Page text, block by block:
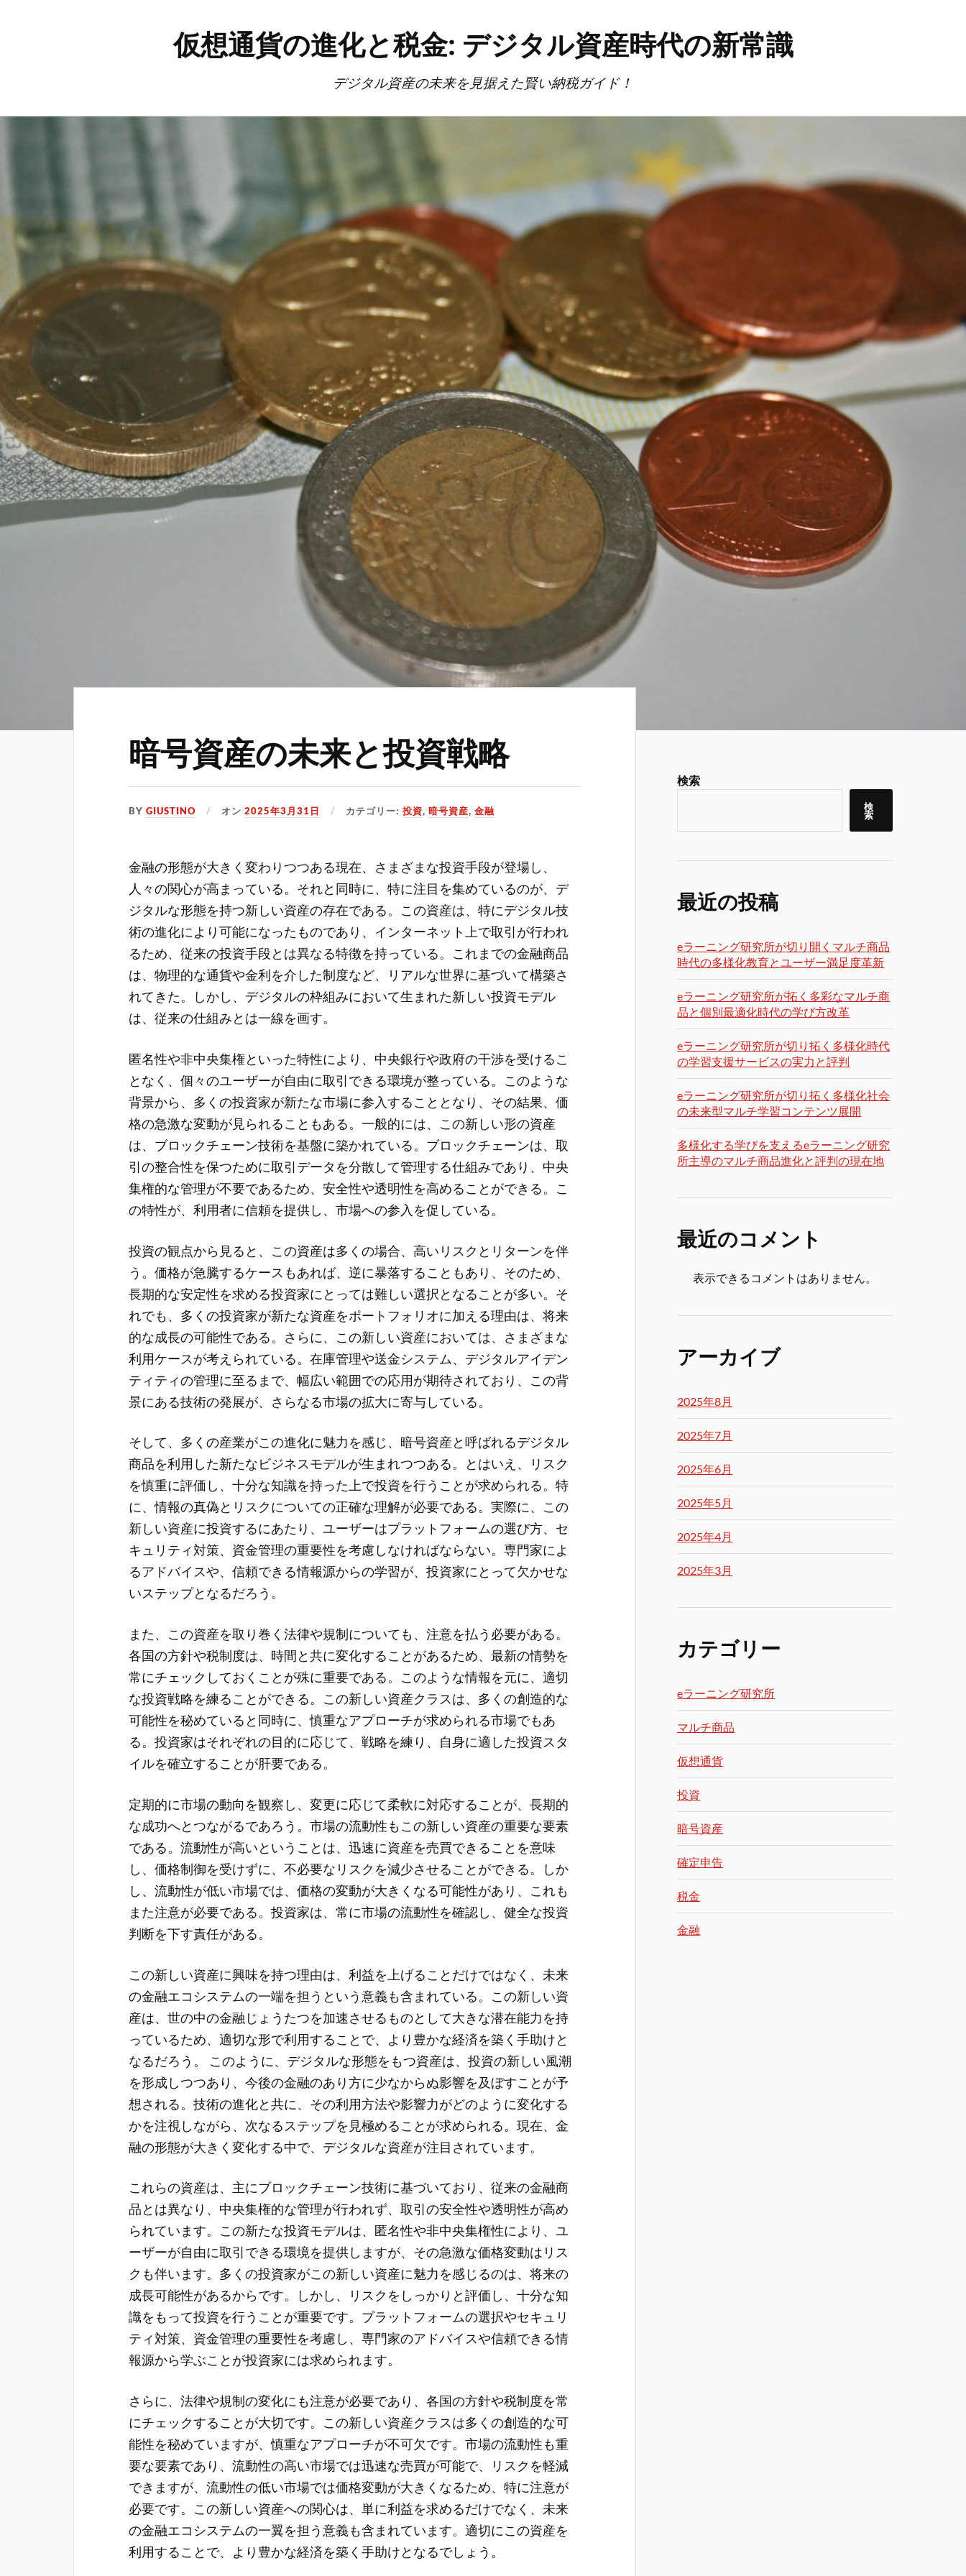
仮想通貨の進化と税金: デジタル資産時代の新常識
デジタル資産の未来を見据えた賢い納税ガイド！
暗号資産の未来と投資戦略
BYGIUSTINO オン2025年3月31日 カテゴリー:投資,暗号資産,金融
金融の形態が大きく変わりつつある現在、さまざまな投資手段が登場し、
人々の関心が高まっている。 それと同時に、特に注目を集めているのが、デ
ジタルな形態を持つ新しい資産の存在である。この資産は、特にデジタル技
術の進化により可能になったものであり、インターネット上で取引が行われ
るため、従来の投資手段とは異なる特徴を持っている。これまでの金融商品
は、物理的な通貨や金利を介した制度など、リアルな世界に基づいて構築さ
れてきた。しかし、デジタルの枠組みにおいて生まれた新しい投資モデル
は、従来の仕組みとは一線を画す。
匿名性や非中央集権といった特性により、中央銀行や政府の干渉を受けるこ
となく、個々のユーザーが自由に取引できる環境が整っている。このような
背景から、多くの投資家が新たな市場に参入することとなり、その結果、価
格の急激な変動が見られることもある。一般的には、この新しい形の資産
は、ブロックチェーン技術を基盤に築かれている。ブロックチェーンは、取
引の整合性を保つために取引データを分散して管理する仕組みであり、中央
集権的な管理が不要であるため、安全性や透明性を高めることができる。こ
の特性が、利用者に信頼を提供し、市場への参入を促している。
投資の観点から見ると、この資産は多くの場合、高いリスクとリターンを伴
う。価格が急騰するケースもあれば、逆に暴落することもあり、そのため、
長期的な安定性を求める投資家にとっては難しい選択となることが多い。そ
れでも、多くの投資家が新たな資産をポートフォリオに加える理由は、将来
的な成長の可能性である。さらに、この新しい資産においては、さまざまな
利用ケースが考えられている。在庫管理や送金システム、デジタルアイデン
ティティの管理に至るまで、幅広い範囲での応用が期待されており、この背
景にある技術の発展が、さらなる市場の拡大に寄与している。
そして、多くの産業がこの進化に魅力を感じ、暗号資産と呼ばれるデジタル
商品を利用した新たなビジネスモデルが生まれつつある。とはいえ、リスク
を慎重に評価し、十分な知識を持った上で投資を行うことが求められる。特
に、情報の真偽とリスクについての正確な理解が必要である。実際に、この
新しい資産に投資するにあたり、ユーザーはプラットフォームの選び方、セ
キュリティ対策、資金管理の重要性を考慮しなければならない。専門家によ
るアドバイスや、信頼できる情報源からの学習が、投資家にとって欠かせな
いステップとなるだろう。
また、この資産を取り巻く法律や規制についても、注意を払う必要がある。
各国の方針や税制度は、時間と共に変化することがあるため、最新の情勢を
常にチェックしておくことが殊に重要である。このような情報を元に、適切
な投資戦略を練ることができる。この新しい資産クラスは、多くの創造的な
可能性を秘めていると同時に、慎重なアプローチが求められる市場でもあ
る。投資家はそれぞれの目的に応じて、戦略を練り、自身に適した投資スタ
イルを確立することが肝要である。
定期的に市場の動向を観察し、変更に応じて柔軟に対応することが、長期的
な成功へとつながるであろう。市場の流動性もこの新しい資産の重要な要素
である。流動性が高いということは、迅速に資産を売買できることを意味
し、価格制御を受けずに、不必要なリスクを減少させることができる。しか
し、流動性が低い市場では、価格の変動が大きくなる可能性があり、これも
また注意が必要である。投資家は、常に市場の流動性を確認し、健全な投資
判断を下す責任がある。
この新しい資産に興味を持つ理由は、利益を上げることだけではなく、未来
の金融エコシステムの一端を担うという意義も含まれている。この新しい資
産は、世の中の金融じょうたつを加速させるものとして大きな潜在能力を持
っているため、適切な形で利用することで、より豊かな経済を築く手助けと
なるだろう。 このように、デジタルな形態をもつ資産は、投資の新しい風潮
を形成しつつあり、今後の金融のあり方に少なからぬ影響を及ぼすことが予
想される。技術の進化と共に、その利用方法や影響力がどのように変化する
かを注視しながら、次なるステップを見極めることが求められる。現在、金
融の形態が大きく変化する中で、デジタルな資産が注目されています。
これらの資産は、主にブロックチェーン技術に基づいており、従来の金融商
品とは異なり、中央集権的な管理が行われず、取引の安全性や透明性が高め
られています。この新たな投資モデルは、匿名性や非中央集権性により、ユ
ーザーが自由に取引できる環境を提供しますが、その急激な価格変動はリス
クも伴います。多くの投資家がこの新しい資産に魅力を感じるのは、将来の
成長可能性があるからです。しかし、リスクをしっかりと評価し、十分な知
識をもって投資を行うことが重要です。プラットフォームの選択やセキュリ
ティ対策、資金管理の重要性を考慮し、専門家のアドバイスや信頼できる情
報源から学ぶことが投資家には求められます。
さらに、法律や規制の変化にも注意が必要であり、各国の方針や税制度を常
にチェックすることが大切です。この新しい資産クラスは多くの創造的な可
能性を秘めていますが、慎重なアプローチが不可欠です。市場の流動性も重
要な要素であり、流動性の高い市場では迅速な売買が可能で、リスクを軽減
できますが、流動性の低い市場では価格変動が大きくなるため、特に注意が
必要です。この新しい資産への関心は、単に利益を求めるだけでなく、未来
の金融エコシステムの一翼を担う意義も含まれています。適切にこの資産を
利用することで、より豊かな経済を築く手助けとなるでしょう。
検索
検
索
最近の投稿
eラーニング研究所が切り開くマルチ商品
時代の多様化教育とユーザー満足度革新
eラーニング研究所が拓く多彩なマルチ商
品と個別最適化時代の学び方改革
eラーニング研究所が切り拓く多様化時代
の学習支援サービスの実力と評判
eラーニング研究所が切り拓く多様化社会
の未来型マルチ学習コンテンツ展開
多様化する学びを支えるeラーニング研究
所主導のマルチ商品進化と評判の現在地
最近のコメント
表示できるコメントはありません。
アーカイブ
2025年8月
2025年7月
2025年6月
2025年5月
2025年4月
2025年3月
カテゴリー
eラーニング研究所
マルチ商品
仮想通貨
投資
暗号資産
確定申告
税金
金融